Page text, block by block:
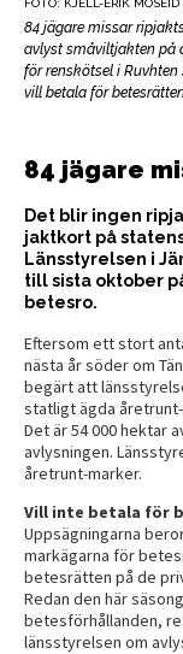
FOTO: KJELL-ERIK MOSEID
84 jägare missar
avlyst småviltjakten på
för renskötsel i Ruvhten
vill betala för
84 jägare
Det blir ingen
jaktkort på
Länsstyrelsen i
till sista oktober
betesro.
Eftersom ett stort
nästa år söder om
begärt att
statligt ägda
Det är 54 000 hektar
avlysningen.
åretrunt-marker.
Vill inte betala för
Uppsägningarna
markägarna för
betesrätten på de
Redan den här
betesförhållanden,
länsstyrelsen om